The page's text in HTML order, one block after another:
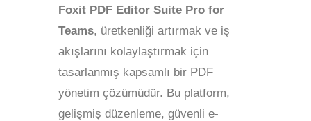
Foxit PDF Editor Suite Pro for
Teams, üretkenliği artırmak ve iş
akışlarını kolaylaştırmak için
tasarlanmış kapsamlı bir PDF
yönetim çözümüdür. Bu platform,
gelişmiş düzenleme, güvenli e-